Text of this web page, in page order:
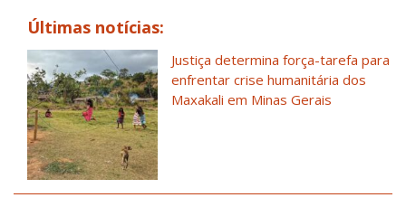
Últimas notícias:
Justiça determina força-tarefa para
enfrentar crise humanitária dos
Maxakali em Minas Gerais